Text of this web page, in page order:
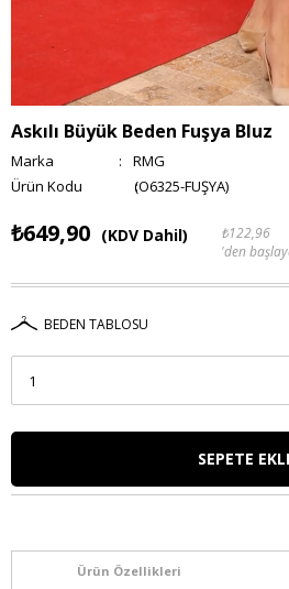
Askılı Büyük Beden Fuşya Bluz
Marka :
RMG
(O6325-FUŞYA)
₺649,90 (KDV Dahil)
₺122,96
'den
BEDEN TABLOSU
Ürün Özellikleri